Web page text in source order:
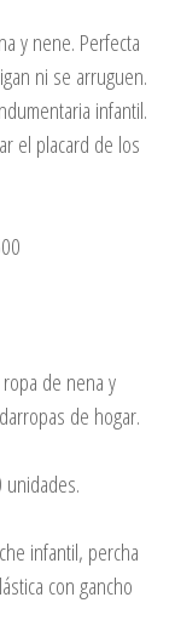
y nene. Perfecta
ni se arruguen.
infantil.
el placard de los
de nena y
de hogar.
unidades.
infantil, percha
con gancho